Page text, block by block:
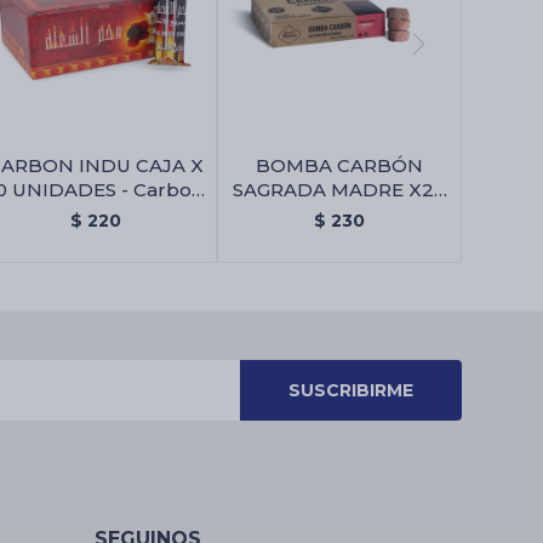
INDU CAJA X
UNIDADES - Carbon
Indu Caja X 10
$ 220
BOMBA CARBÓN
SAGRADA MADRE X24
- 7 Poderes
$ 230
SUSCRIBIRME
SEGUINOS